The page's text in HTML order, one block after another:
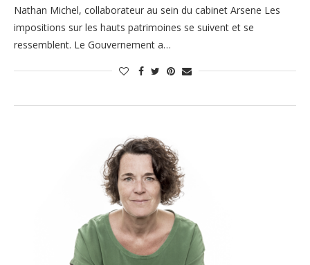
Nathan Michel, collaborateur au sein du cabinet Arsene Les
impositions sur les hauts patrimoines se suivent et se
ressemblent. Le Gouvernement a…